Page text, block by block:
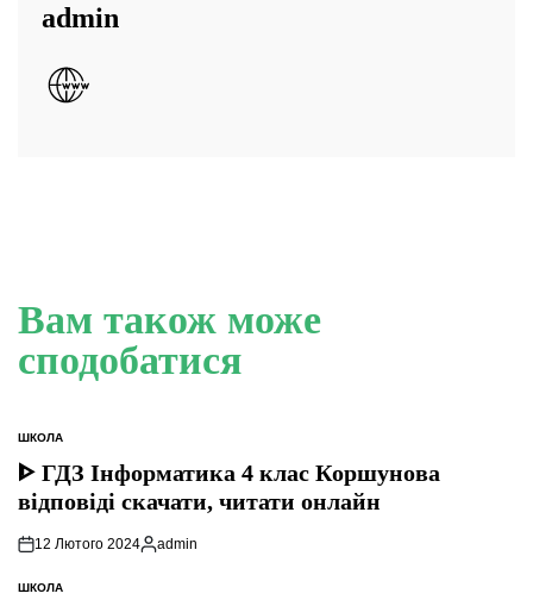
admin
Вам також може
сподобатися
ОПУБЛІКУВАТИ
У
ШКОЛА
ᐈ ГДЗ Інформатика 4 клас Коршунова
відповіді скачати, читати онлайн
12 Лютого 2024
Опубліковано
admin
ОПУБЛІКУВАТИ
ШКОЛА